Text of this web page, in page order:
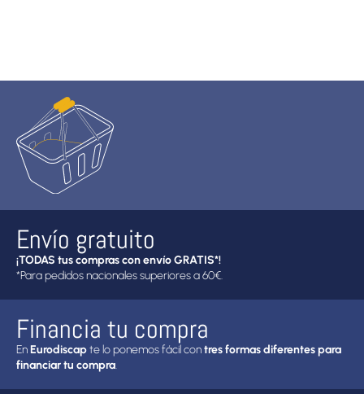
Envío gratuito
¡TODAS tus compras con envío GRATIS*!
*Para pedidos nacionales superiores a 60€.
Financia tu compra
EnEurodiscapte lo ponemos fácil contres formas diferentes para
financiar tu compra.